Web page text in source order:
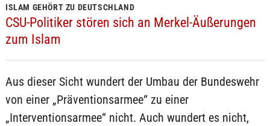
ISLAM GEHÖRT ZU DEUTSCHLAND
CSU-Politiker stören sich an Merkel-Äußerungen
zum Islam
Aus dieser Sicht wundert der Umbau der Bundeswehr
von einer „Präventionsarmee“ zu einer
„Interventionsarmee“ nicht. Auch wundert es nicht,